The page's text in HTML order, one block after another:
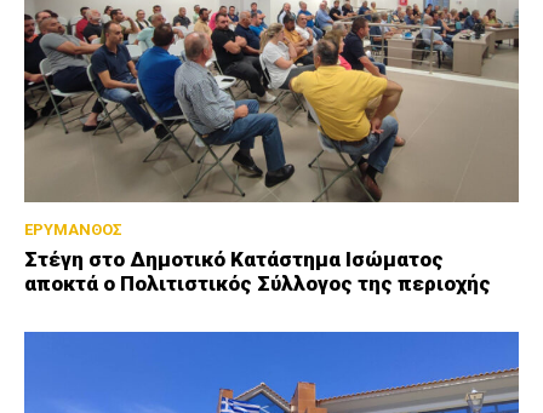
ΕΡΥΜΑΝΘΟΣ
Στέγη στο Δημοτικό Κατάστημα Ισώματος
αποκτά ο Πολιτιστικός Σύλλογος της περιοχής